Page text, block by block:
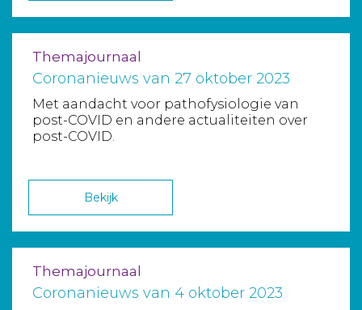
Themajournaal
Coronanieuws van 27 oktober 2023
Met aandacht voor pathofysiologie van
post-COVID en andere actualiteiten over
post-COVID.
Bekijk
Themajournaal
Coronanieuws van 4 oktober 2023